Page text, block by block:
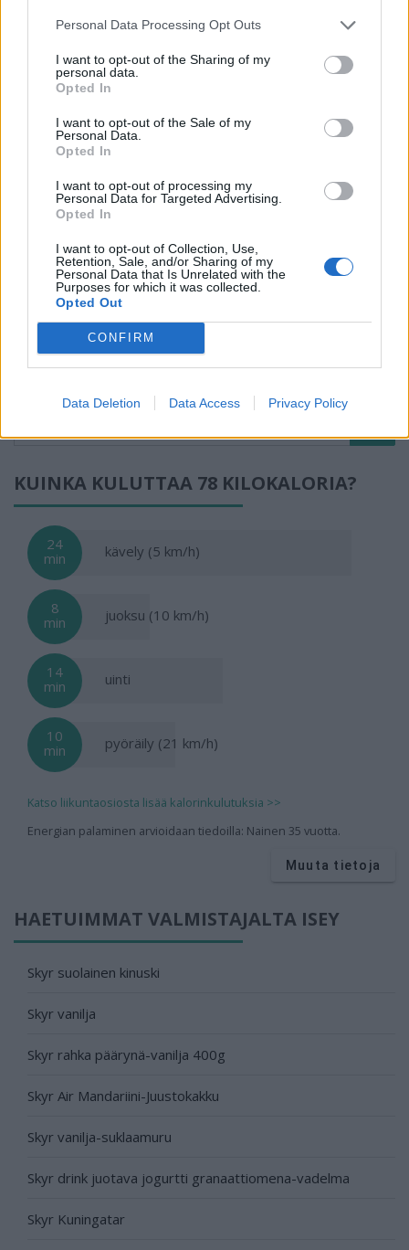
Personal Data Processing Opt Outs
I want to opt-out of the Sharing of my
personal data.
Opted In
I want to opt-out of the Sale of my
Personal Data.
Opted In
I want to opt-out of processing my
Personal Data for Targeted Advertising.
Opted In
I want to opt-out of Collection, Use,
Retention, Sale, and/or Sharing of my
Personal Data that Is Unrelated with the
Purposes for which it was collected.
Opted Out
CONFIRM
Data Deletion Data Access Privacy Policy
Muuta tietoja
HAE RUOKIA
KUINKA KULUTTAA 78 KILOKALORIA?
24
min
kävely (5 km/h)
8
min
juoksu (10 km/h)
14
min
uinti
10
min
pyöräily (21 km/h)
Katso liikuntaosiosta lisää kalorinkulutuksia >>
Energian palaminen arvioidaan tiedoilla: Nainen 35 vuotta.
Muuta tietoja
HAETUIMMAT VALMISTAJALTA ISEY
Skyr suolainen kinuski
Skyr vanilja
Skyr rahka päärynä-vanilja 400g
Skyr Air Mandariini-Juustokakku
Skyr vanilja-suklaamuru
Skyr drink juotava jogurtti granaattiomena-vadelma
Skyr Kuningatar